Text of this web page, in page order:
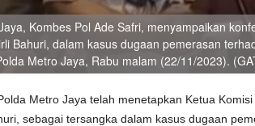
Kombes Pol Ade Safri, menyampaikan
Bahuri, dalam kasus dugaan pemerasan
Metro Jaya, Rabu malam (22/11/2023).
Metro Jaya telah menetapkan Ketua
sebagai tersangka dalam kasus dugaan